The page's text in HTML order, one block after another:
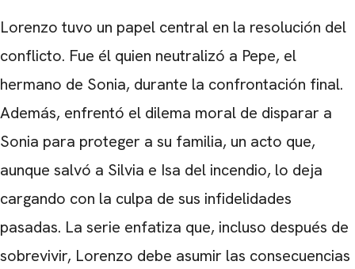
Lorenzo tuvo un papel central en la resolución del
conflicto. Fue él quien neutralizó a Pepe, el
hermano de Sonia, durante la confrontación final.
Además, enfrentó el dilema moral de disparar a
Sonia para proteger a su familia, un acto que,
aunque salvó a Silvia e Isa del incendio, lo deja
cargando con la culpa de sus infidelidades
pasadas. La serie enfatiza que, incluso después de
sobrevivir, Lorenzo debe asumir las consecuencias